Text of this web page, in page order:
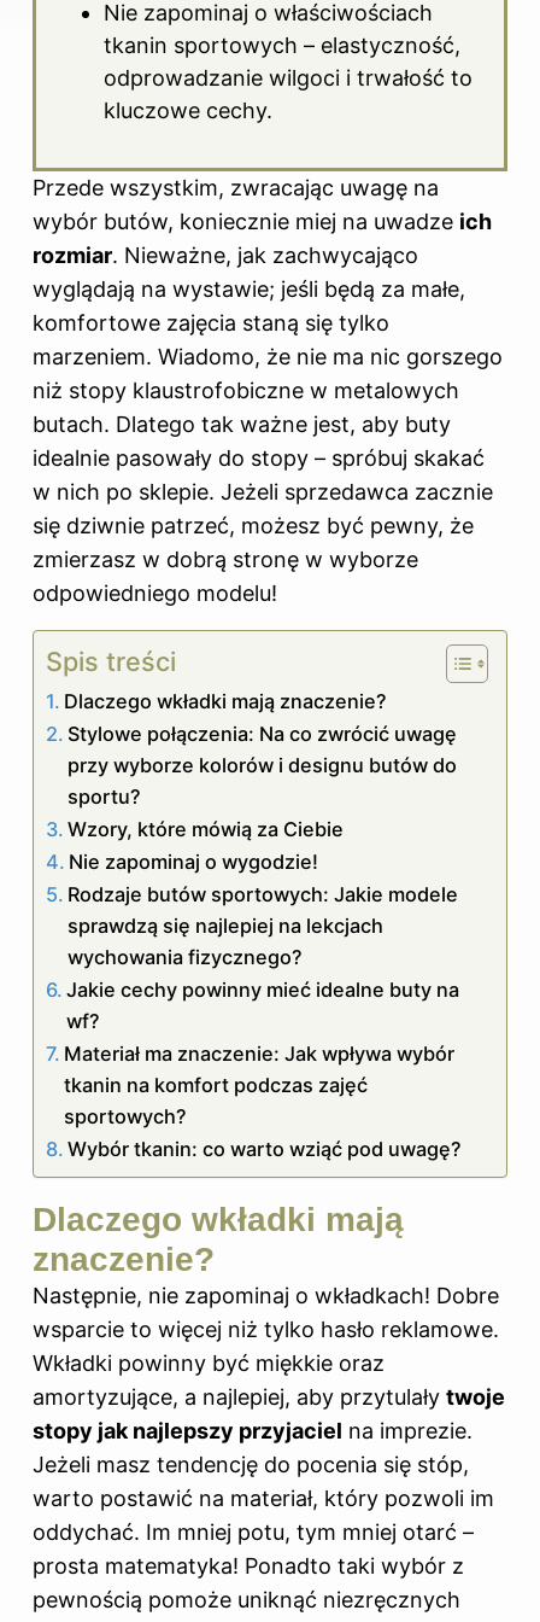
Nie zapominaj o właściwościach
tkanin sportowych – elastyczność,
odprowadzanie wilgoci i trwałość to
kluczowe cechy.
Przede wszystkim, zwracając uwagę na
wybór butów, koniecznie miej na uwadze ich
rozmiar. Nieważne, jak zachwycająco
wyglądają na wystawie; jeśli będą za małe,
komfortowe zajęcia staną się tylko
marzeniem. Wiadomo, że nie ma nic gorszego
niż stopy klaustrofobiczne w metalowych
butach. Dlatego tak ważne jest, aby buty
idealnie pasowały do stopy – spróbuj skakać
w nich po sklepie. Jeżeli sprzedawca zacznie
się dziwnie patrzeć, możesz być pewny, że
zmierzasz w dobrą stronę w wyborze
odpowiedniego modelu!
Spis treści
Dlaczego wkładki mają znaczenie?
Stylowe połączenia: Na co zwrócić uwagę
przy wyborze kolorów i designu butów do
sportu?
Wzory, które mówią za Ciebie
Nie zapominaj o wygodzie!
Rodzaje butów sportowych: Jakie modele
sprawdzą się najlepiej na lekcjach
wychowania fizycznego?
Jakie cechy powinny mieć idealne buty na
wf?
Materiał ma znaczenie: Jak wpływa wybór
tkanin na komfort podczas zajęć
sportowych?
Wybór tkanin: co warto wziąć pod uwagę?
Dlaczego wkładki mają
znaczenie?
Następnie, nie zapominaj o wkładkach! Dobre
wsparcie to więcej niż tylko hasło reklamowe.
Wkładki powinny być miękkie oraz
amortyzujące, a najlepiej, aby przytulały twoje
stopy jak najlepszy przyjaciel na imprezie.
Jeżeli masz tendencję do pocenia się stóp,
warto postawić na materiał, który pozwoli im
oddychać. Im mniej potu, tym mniej otarć –
prosta matematyka! Ponadto taki wybór z
pewnością pomoże uniknąć niezręcznych